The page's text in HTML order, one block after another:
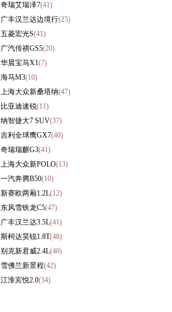
(16)
奇瑞艾瑞泽7(41)
广丰汉兰达边境行(25)
五菱宏光S(41)
广汽传祺GS5(20)
华晨宝马X1(7)
海马M3(10)
上海大众新桑塔纳(47)
比亚迪速锐(11)
纳智捷大7 SUV(37)
吉利全球鹰GX7(40)
奇瑞瑞麒G3(41)
上海大众新POLO(13)
一汽奔腾B50(10)
新赛欧两厢1.2L(12)
东风雪铁龙C5(47)
广丰汉兰达3.5L(41)
斯柯达昊锐1.8T(48)
别克新君威2.4L(40)
雪佛兰新景程(42)
江淮宾悦2.0(34)